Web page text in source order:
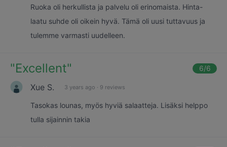
Ruoka oli herkullista ja palvelu oli erinomaista. Hinta-
laatu suhde oli oikein hyvä. Tämä oli uusi tuttavuus ja
tulemme varmasti uudelleen.
"Excellent" 6/6
Xue S. 3 years ago · 9 reviews
Tasokas lounas, myös hyviä salaatteja. Lisäksi helppo
tulla sijainnin takia